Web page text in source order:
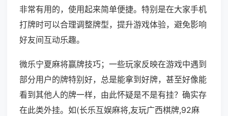
非常有用的，使用起来简单便捷。特别是在大家手机
打牌时可以合理调整牌型，提升游戏体验，避免影响
好友间互动乐趣。
微乐宁夏麻将赢牌技巧；一些玩家反映在游戏中遇到
部分用户的牌特别好，总是能拿到好牌，甚至好像能
看到其他人的牌一样，由此怀疑是不是有挂？确实存
在此类外挂。如(长乐互娱麻将,友玩广西棋牌,92麻